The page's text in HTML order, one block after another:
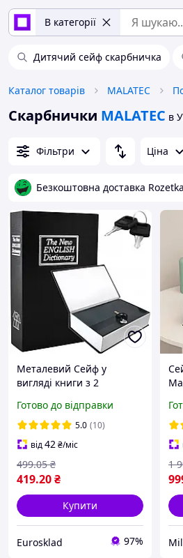
В категорії
Дитячий сейф скарбничка
Каталог товарів MALATEC
Скарбнички MALATEC в
Фільтри Ціна
Безкоштовна доставка Rozetka
Металевий Сейф у
вигляді книги з 2
Malatec (1212)
Готово до відправки
5.0 (10)
від42₴/міс
419.20₴
499.05 ₴
Купити
Eurosklad 97%
1